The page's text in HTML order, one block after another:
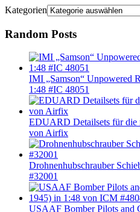
Kategorien
Random Posts
IMI „Samson“ Unpowered
1:48 #IC 48051
EDUARD Detailsets für die
von Airfix
Drohnenhubschrauber
#32001
USAAF Bomber Pilots and